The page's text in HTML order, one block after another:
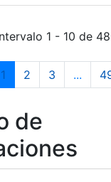
1 - 10 de
Página
1 Página
2 Página
3 ...
de